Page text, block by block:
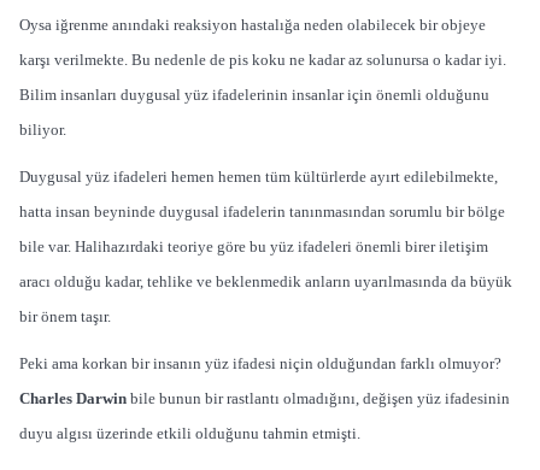
Oysa iğrenme anındaki reaksiyon hastalığa neden olabilecek bir objeye
karşı verilmekte. Bu nedenle de pis koku ne kadar az solunursa o kadar iyi.
Bilim insanları duygusal yüz ifadelerinin insanlar için önemli olduğunu
biliyor.
Duygusal yüz ifadeleri hemen hemen tüm kültürlerde ayırt edilebilmekte,
hatta insan beyninde duygusal ifadelerin tanınmasından sorumlu bir bölge
bile var. Halihazırdaki teoriye göre bu yüz ifadeleri önemli birer iletişim
aracı olduğu kadar, tehlike ve beklenmedik anların uyarılmasında da büyük
bir önem taşır.
Peki ama korkan bir insanın yüz ifadesi niçin olduğundan farklı olmuyor?
Charles Darwin bile bunun bir rastlantı olmadığını, değişen yüz ifadesinin
duyu algısı üzerinde etkili olduğunu tahmin etmişti.